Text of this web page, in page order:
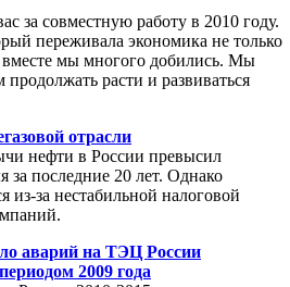
за совместную работу в 2010 году.
переживала экономика не только
мы многого добились. Мы
расти и развиваться
отрасли
нефти в России превысил
за последние 20 лет. Однако
из-за нестабильной налоговой
аварий на ТЭЦ России
2009 года